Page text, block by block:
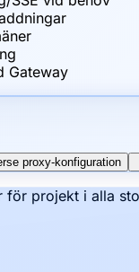
Gateway
proxy-konfiguration
projekt i alla